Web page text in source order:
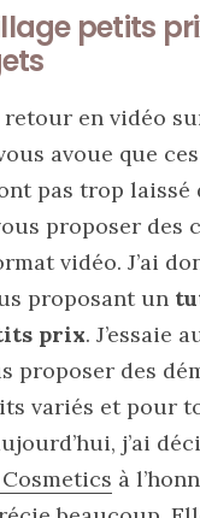
petits
retour en vidéo
avoue que
pas trop laissé
proposer des
vidéo. J’ai
proposant un
prix. J’essaie
proposer des
variés et pour
j’ai
à